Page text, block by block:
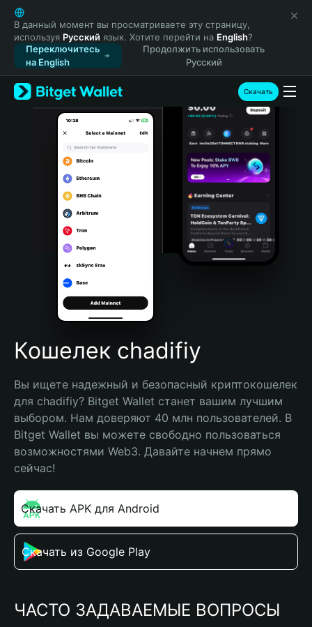
English
日本語
Tiếng Việt
Русский
Español (Latinoamérica)
Türkçe
Italiano
Português (Portugal)
Bahasa Indonesia
Português (Brasil)
Español (Argentina)
В данный момент вы просматриваете эту страницу,
используя Русский язык. Хотите перейти на English?
Переключитесь
на English
Продолжить использовать
Русский
Скачать
Кошелек chadifiy
Вы ищете надежный и безопасный криптокошелек
для chadifiy? Bitget Wallet станет вашим лучшим
выбором. Нам доверяют 40 млн пользователей. В
Bitget Wallet вы можете свободно пользоваться
возможностями Web3. Давайте начнем прямо
сейчас!
Скачать APK для Android
Скачать из Google Play
ЧАСТО ЗАДАВАЕМЫЕ ВОПРОСЫ